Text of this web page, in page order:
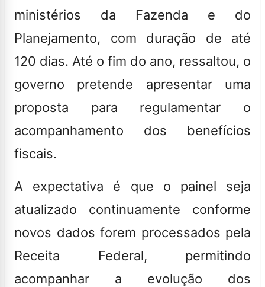
ministérios da Fazenda e do
Planejamento, com duração de até
120 dias. Até o fim do ano, ressaltou, o
governo pretende apresentar uma
proposta para regulamentar o
acompanhamento dos benefícios
fiscais.
A expectativa é que o painel seja
atualizado continuamente conforme
novos dados forem processados pela
Receita Federal, permitindo
acompanhar a evolução dos